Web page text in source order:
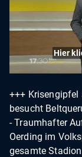
Hier
+++ Krisengipfel
besucht
- Traumhafter
Oerding im
gesamte